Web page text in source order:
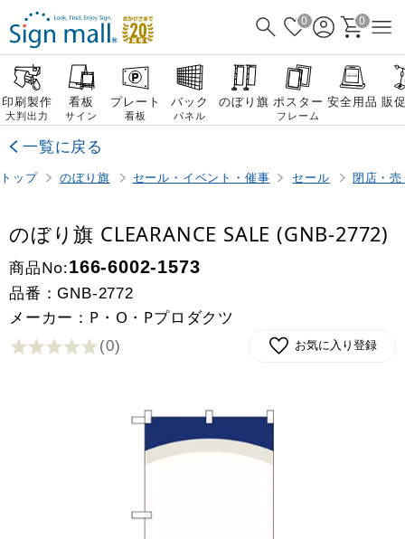
0 0
印刷製作
大判出力
看板
サイン
プレート
看板
バック
パネル
のぼり旗 ポスター
フレーム
安全用品 販
一覧に戻る
トップ のぼり旗 セール・イベント・催事 セール 閉店・
のぼり旗 CLEARANCE SALE (GNB-2772)
商品No:166-6002-1573
品番：GNB-2772
メーカー：P・O・Pプロダクツ
(0) お気に入り登録